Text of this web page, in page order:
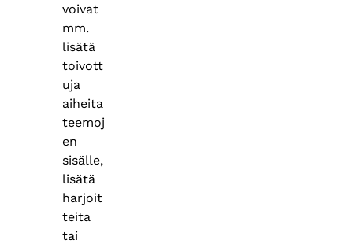
voivat
mm.
lisätä
toivott
uja
aiheita
teemoj
en
sisälle,
lisätä
harjoit
teita
tai